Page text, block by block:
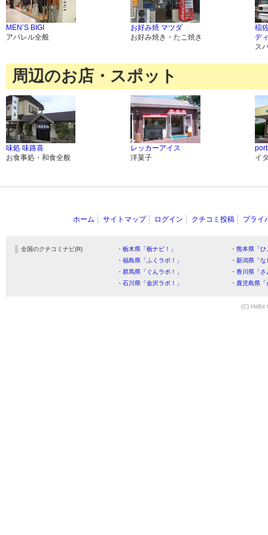
MEN’S BIGI
アパレル全般
お好み焼 マツダ
お好み焼き・たこ焼き
稲
デ
ス
周辺のお店・スポット
味処 味路喜
お食事処・和食全般
レッカーアイス
洋菓子
イ
ホーム サイトマップ ログイン クチコミ投稿 プライ
全国のクチコミナビ(R) ・栃木県「栃ナビ！」
・熊本県「
・福島県「ふくラボ！」
・新潟県「
・群馬県「ぐんラボ！」
・香川県「
・石川県「金沢ラボ！」
・鹿児島県
(C) HitBit